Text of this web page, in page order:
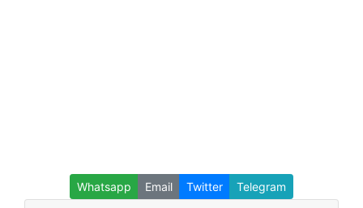
Whatsapp Email Twitter Telegram